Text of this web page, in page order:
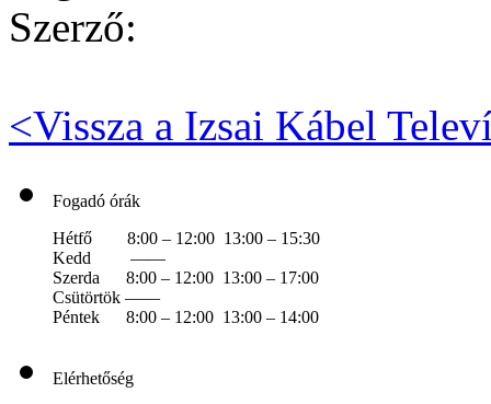
Szerző:
<Vissza a Izsai Kábel
Fogadó órák
Hétfő 8:00 – 12:00 13:00 – 15:30
Kedd ——
Szerda 8:00 – 12:00 13:00 – 17:00
Csütörtök ——
Péntek 8:00 – 12:00 13:00 – 14:00
Elérhetőség